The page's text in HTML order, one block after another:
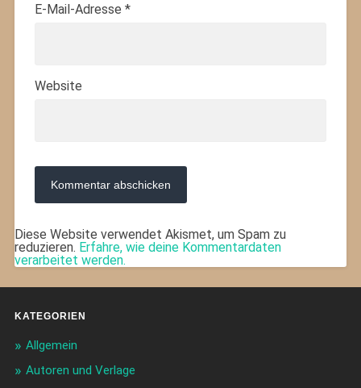
E-Mail-Adresse *
Website
Diese Website verwendet Akismet, um Spam zu
reduzieren. Erfahre, wie deine Kommentardaten
verarbeitet werden.
KATEGORIEN
Allgemein
Autoren und Verlage